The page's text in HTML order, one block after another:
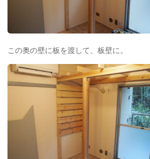
この奥の壁に板を渡して、板壁に。